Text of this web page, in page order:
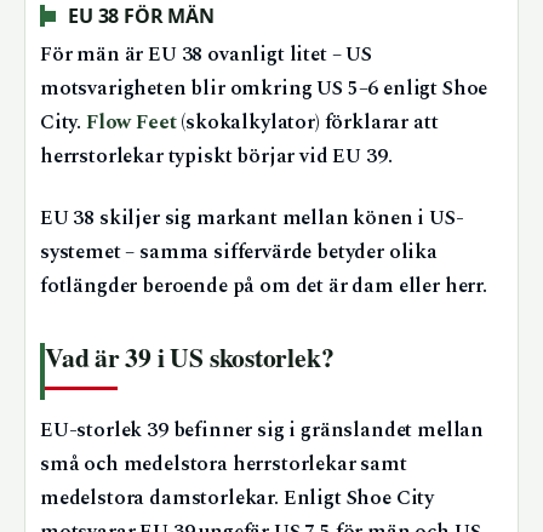
EU 38 FÖR MÄN
För män är EU 38 ovanligt litet – US
motsvarigheten blir omkring US 5–6 enligt Shoe
City. Flow Feet(skokalkylator) förklarar att
herrstorlekar typiskt börjar vid EU 39.
EU 38 skiljer sig markant mellan könen i US-
systemet – samma siffervärde betyder olika
fotlängder beroende på om det är dam eller herr.
Vad är 39 i US skostorlek?
EU-storlek 39 befinner sig i gränslandet mellan
små och medelstora herrstorlekar samt
medelstora damstorlekar. Enligt Shoe City